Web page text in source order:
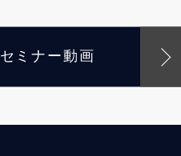
セミナー動画